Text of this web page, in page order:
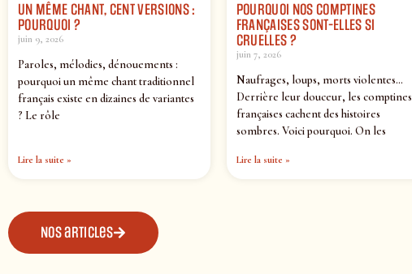
UN MÊME CHANT, CENT VERSIONS :
POURQUOI ?
juin 9, 2026
Paroles, mélodies, dénouements :
pourquoi un même chant traditionnel
français existe en dizaines de variantes
? Le rôle
Lire la suite »
POURQUOI NOS COMPTINES
FRANÇAISES SONT-ELLES SI
CRUELLES ?
juin 7, 2026
Naufrages, loups, morts violentes…
Derrière leur douceur, les comptines
françaises cachent des histoires
sombres. Voici pourquoi. On les
Lire la suite »
Nos articles